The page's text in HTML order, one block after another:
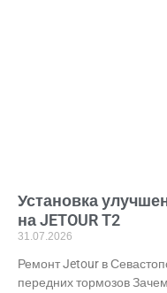
Установка
на JETOUR T2
31.07.2026
Ремонт Jetour в
передних тормозов